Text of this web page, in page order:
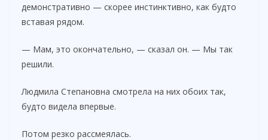
демонстративно — скорее инстинктивно, как будто
вставая рядом.
— Мам, это окончательно, — сказал он. — Мы так
решили.
Людмила Степановна смотрела на них обоих так,
будто видела впервые.
Потом резко рассмеялась.